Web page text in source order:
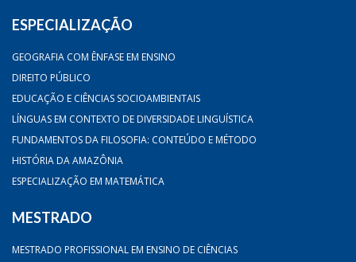
ESPECIALIZAÇÃO
GEOGRAFIA COM ÊNFASE EM ENSINO
DIREITO PÚBLICO
EDUCAÇÃO E CIÊNCIAS SOCIOAMBIENTAIS
LÍNGUAS EM CONTEXTO DE DIVERSIDADE LINGUÍSTICA
FUNDAMENTOS DA FILOSOFIA: CONTEÚDO E MÉTODO
HISTÓRIA DA AMAZÔNIA
ESPECIALIZAÇÃO EM MATEMÁTICA
MESTRADO
MESTRADO PROFISSIONAL EM ENSINO DE CIÊNCIAS